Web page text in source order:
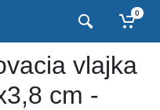
0
vlajka
cm -